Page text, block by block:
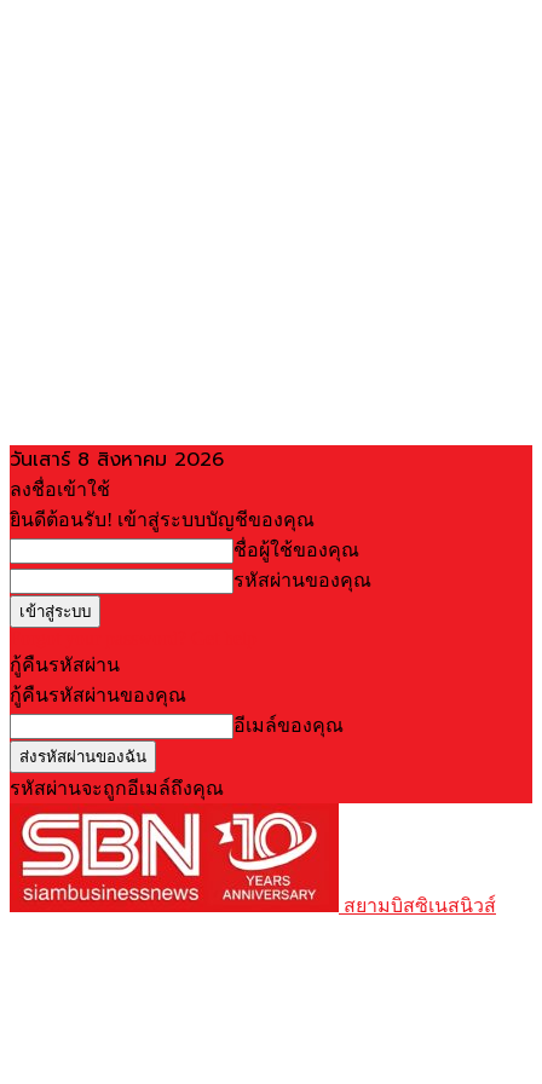
วันเสาร์ 8 สิงหาคม 2026
ลงชื่อเข้าใช้
ยินดีต้อนรับ! เข้าสู่ระบบบัญชีของคุณ
ชื่อผู้ใช้ของคุณ
รหัสผ่านของคุณ
กู้คืนรหัสผ่าน
กู้คืนรหัสผ่านของคุณ
อีเมล์ของคุณ
รหัสผ่านจะถูกอีเมล์ถึงคุณ
สยามบิสซิเนสนิวส์